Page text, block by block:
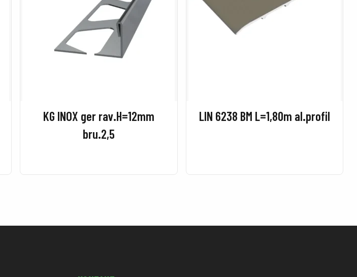
KG INOX ger rav.H=12mm
bru.2,5
LIN 6238 BM L=1,80m al.profil